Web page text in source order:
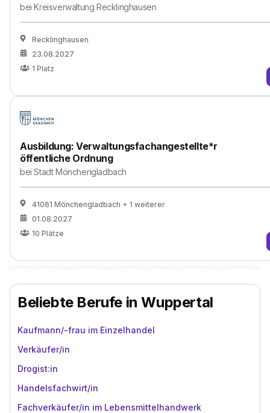
beiKreisverwaltung Recklinghausen
Recklinghausen
23.08.2027
1 Platz
Ausbildung: Verwaltungsfachangestellte*r
öffentliche Ordnung
beiStadt Mönchengladbach
41061 Mönchengladbach + 1 weiterer
01.08.2027
10 Plätze
Beliebte Berufe in Wuppertal
Kaufmann/-frau im Einzelhandel
Verkäufer/in
Drogist:in
Handelsfachwirt/in
Fachverkäufer/in im Lebensmittelhandwerk